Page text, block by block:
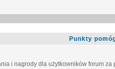
Punkty
i nagrody dla użytkowników forum